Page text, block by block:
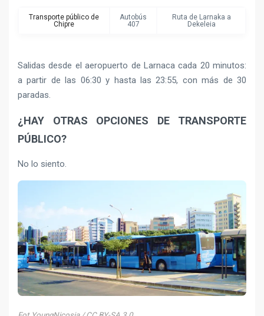
Transporte público de
Chipre
Autobús
407
Ruta de Larnaka a
Dekeleia
Salidas desde el aeropuerto de Larnaca cada 20 minutos:
a partir de las 06:30 y hasta las 23:55, con más de 30
paradas.
¿HAY OTRAS OPCIONES DE TRANSPORTE
PÚBLICO?
No lo siento.